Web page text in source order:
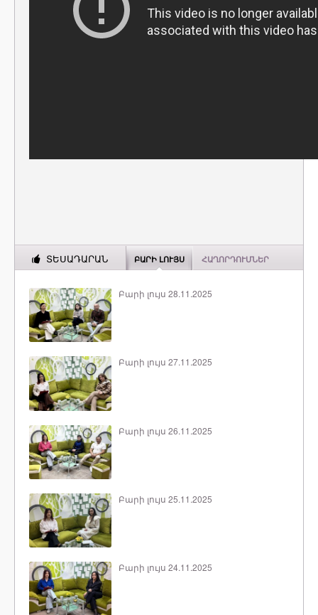
ՏԵՍԱԴԱՐԱՆ ԲԱՐԻ ԼՈՒՅՍ ՀԱՂՈՐԴՈՒՄՆԵՐ
Բարի լույս 28.11.2025
Բարի լույս 27.11.2025
Բարի լույս 26.11.2025
Բարի լույս 25.11.2025
Բարի լույս 24.11.2025